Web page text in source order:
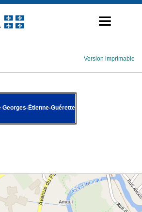
Version imprimable
Georges-Étienne-Guérette